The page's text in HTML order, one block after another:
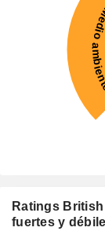
Ratings
fuertes y